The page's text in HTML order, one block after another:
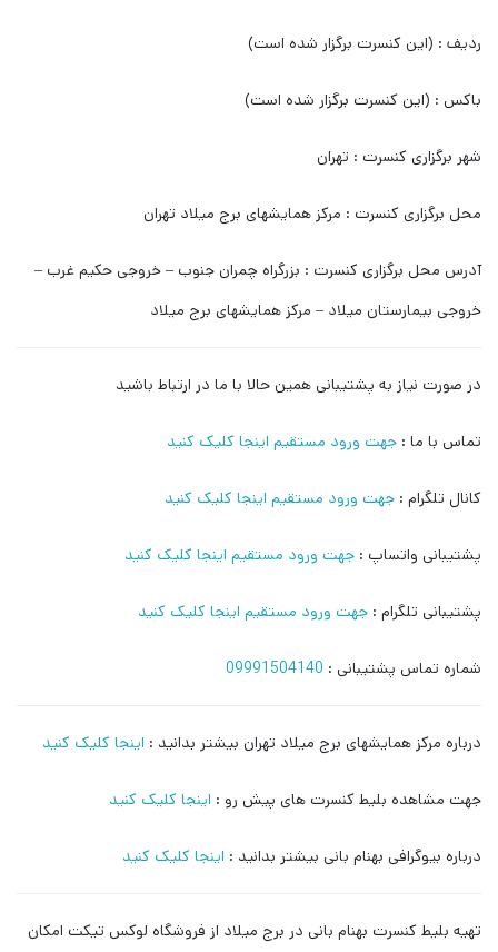
ردیف : (این کنسرت برگزار شده است)
باکس : (این کنسرت برگزار شده است)
شهر برگزاری کنسرت : تهران
محل برگزاری کنسرت : مرکز همایشهای برج میلاد تهران
آدرس محل برگزاری کنسرت : بزرگراه چمران جنوب – خروجی حکیم غرب –
خروجی بیمارستان میلاد – مرکز همایشهای برج میلاد
در صورت نیاز به پشتیبانی همین حالا با ما در ارتباط باشید
تماس با ما : جهت ورود مستقیم اینجا کلیک کنید
کانال تلگرام : جهت ورود مستقیم اینجا کلیک کنید
پشتیبانی واتساپ : جهت ورود مستقیم اینجا کلیک کنید
پشتیبانی تلگرام : جهت ورود مستقیم اینجا کلیک کنید
شماره تماس پشتیبانی : 09991504140
درباره مرکز همایشهای برج میلاد تهران بیشتر بدانید : اینجا کلیک کنید
جهت مشاهده بلیط کنسرت های پیش رو : اینجا کلیک کنید
درباره بیوگرافی بهنام بانی بیشتر بدانید : اینجا کلیک کنید
تهیه بلیط کنسرت بهنام بانی در برج میلاد از فروشگاه لوکس تیکت امکان